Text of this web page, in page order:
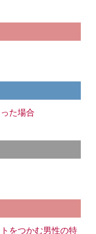
た場合
をつかむ男性の特